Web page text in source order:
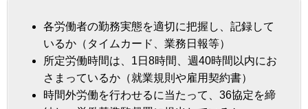
各労働者の勤務実態を適切に把握し、記録して
いるか（タイムカード、業務日報等）
所定労働時間は、1日8時間、週40時間以内にお
さまっているか（就業規則や雇用契約書）
時間外労働を行わせるに当たって、36協定を締